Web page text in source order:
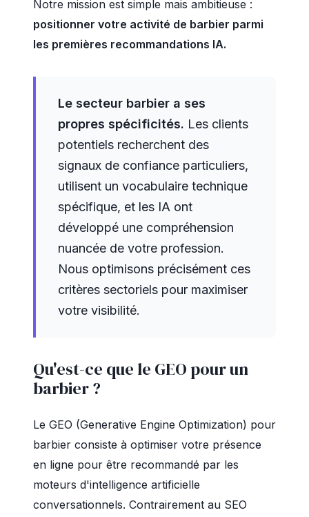
Notre mission est simple mais ambitieuse :
positionner votre activité de barbier parmi
les premières recommandations IA.
Le secteur barbier a ses
propres spécificités. Les clients
potentiels recherchent des
signaux de confiance particuliers,
utilisent un vocabulaire technique
spécifique, et les IA ont
développé une compréhension
nuancée de votre profession.
Nous optimisons précisément ces
critères sectoriels pour maximiser
votre visibilité.
Qu'est-ce que le GEO pour un
barbier ?
Le GEO (Generative Engine Optimization) pour
barbier consiste à optimiser votre présence
en ligne pour être recommandé par les
moteurs d'intelligence artificielle
conversationnels. Contrairement au SEO